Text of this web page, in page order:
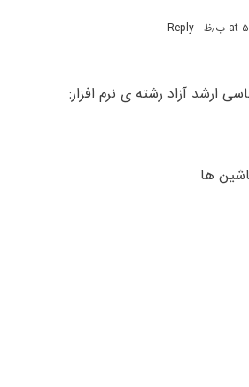
- Reply
ارشد آزاد رشته ی نرم افزار:
ها